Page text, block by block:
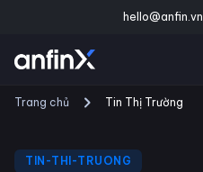
hello@anfin.vn
Trang chủ Tin Thị Trường
TIN-THI-TRUONG